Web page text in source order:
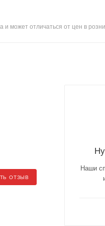
и может отличаться от цен в
ОТЗЫВ
Наши